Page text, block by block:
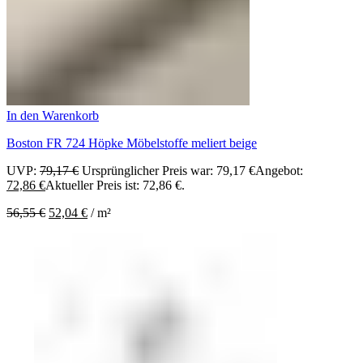
In den Warenkorb
Boston FR 724 Höpke Möbelstoffe meliert beige
UVP: 79,17€ Ursprünglicher Preis war: 79,17 €Angebot:
72,86 €Aktueller Preis ist: 72,86 €.
56,55€ 52,04 € /m²